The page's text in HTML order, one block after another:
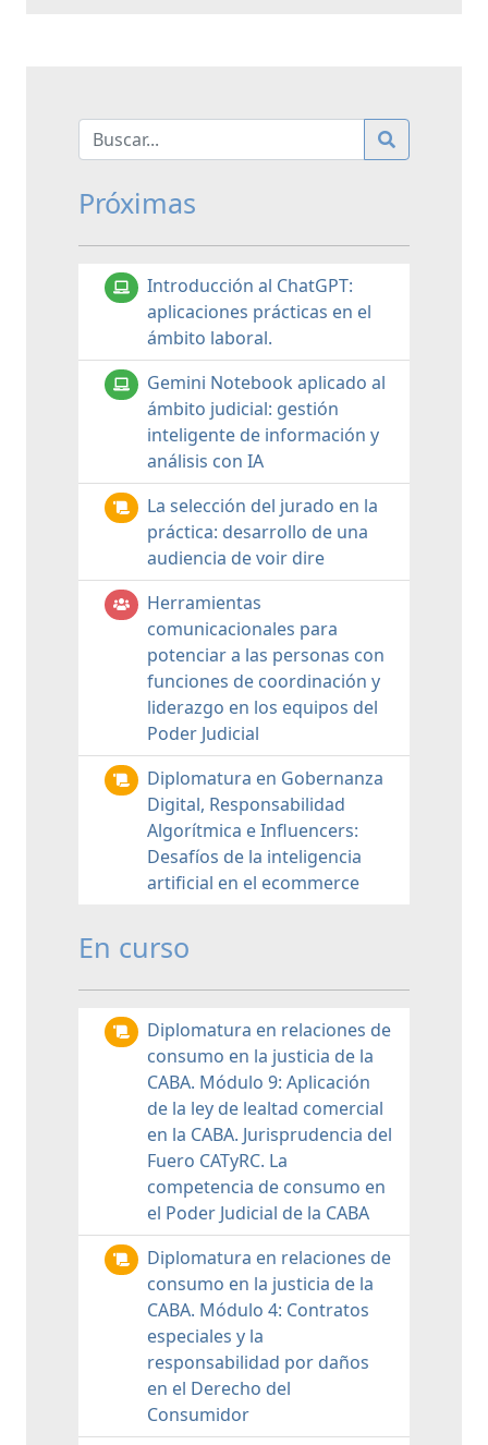
Próximas
Introducción al ChatGPT:
aplicaciones prácticas en el
ámbito laboral.
Gemini Notebook aplicado al
ámbito judicial: gestión
inteligente de información y
análisis con IA
La selección del jurado en la
práctica: desarrollo de una
audiencia de voir dire
Herramientas
comunicacionales para
potenciar a las personas con
funciones de coordinación y
liderazgo en los equipos del
Poder Judicial
Diplomatura en Gobernanza
Digital, Responsabilidad
Algorítmica e Influencers:
Desafíos de la inteligencia
artificial en el ecommerce
En curso
Diplomatura en relaciones de
consumo en la justicia de la
CABA. Módulo 9: Aplicación
de la ley de lealtad comercial
en la CABA. Jurisprudencia del
Fuero CATyRC. La
competencia de consumo en
el Poder Judicial de la CABA
Diplomatura en relaciones de
consumo en la justicia de la
CABA. Módulo 4: Contratos
especiales y la
responsabilidad por daños
en el Derecho del
Consumidor